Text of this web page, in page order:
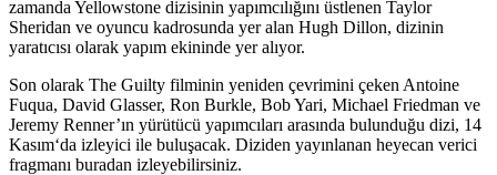
zamanda Yellowstone dizisinin yapımcılığını üstlenen Taylor
Sheridan ve oyuncu kadrosunda yer alan Hugh Dillon, dizinin
yaratıcısı olarak yapım ekininde yer alıyor.
Son olarak The Guilty filminin yeniden çevrimini çeken Antoine
Fuqua, David Glasser, Ron Burkle, Bob Yari, Michael Friedman ve
Jeremy Renner’ın yürütücü yapımcıları arasında bulunduğu dizi, 14
Kasım‘da izleyici ile buluşacak. Diziden yayınlanan heyecan verici
fragmanı buradan izleyebilirsiniz.